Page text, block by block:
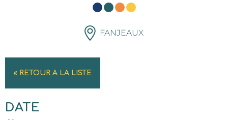
FANJEAUX
« RETOUR A LA LISTE
DATE